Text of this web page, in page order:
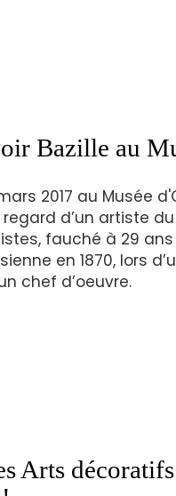
Bazille au
2017 au Musée
regard d’un artiste
fauché à 29
en 1870, lors
chef d’oeuvre.
Arts